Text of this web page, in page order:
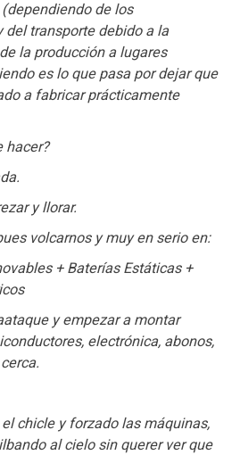
de los
del transporte debido a la
la producción a lugares
es lo que pasa por dejar que
a fabricar prácticamente
hacer?
y llorar.
volcarnos y muy en serio en:
+ Baterías Estáticas +
y empezar a montar
electrónica, abonos,
chicle y forzado las máquinas,
al cielo sin querer ver que